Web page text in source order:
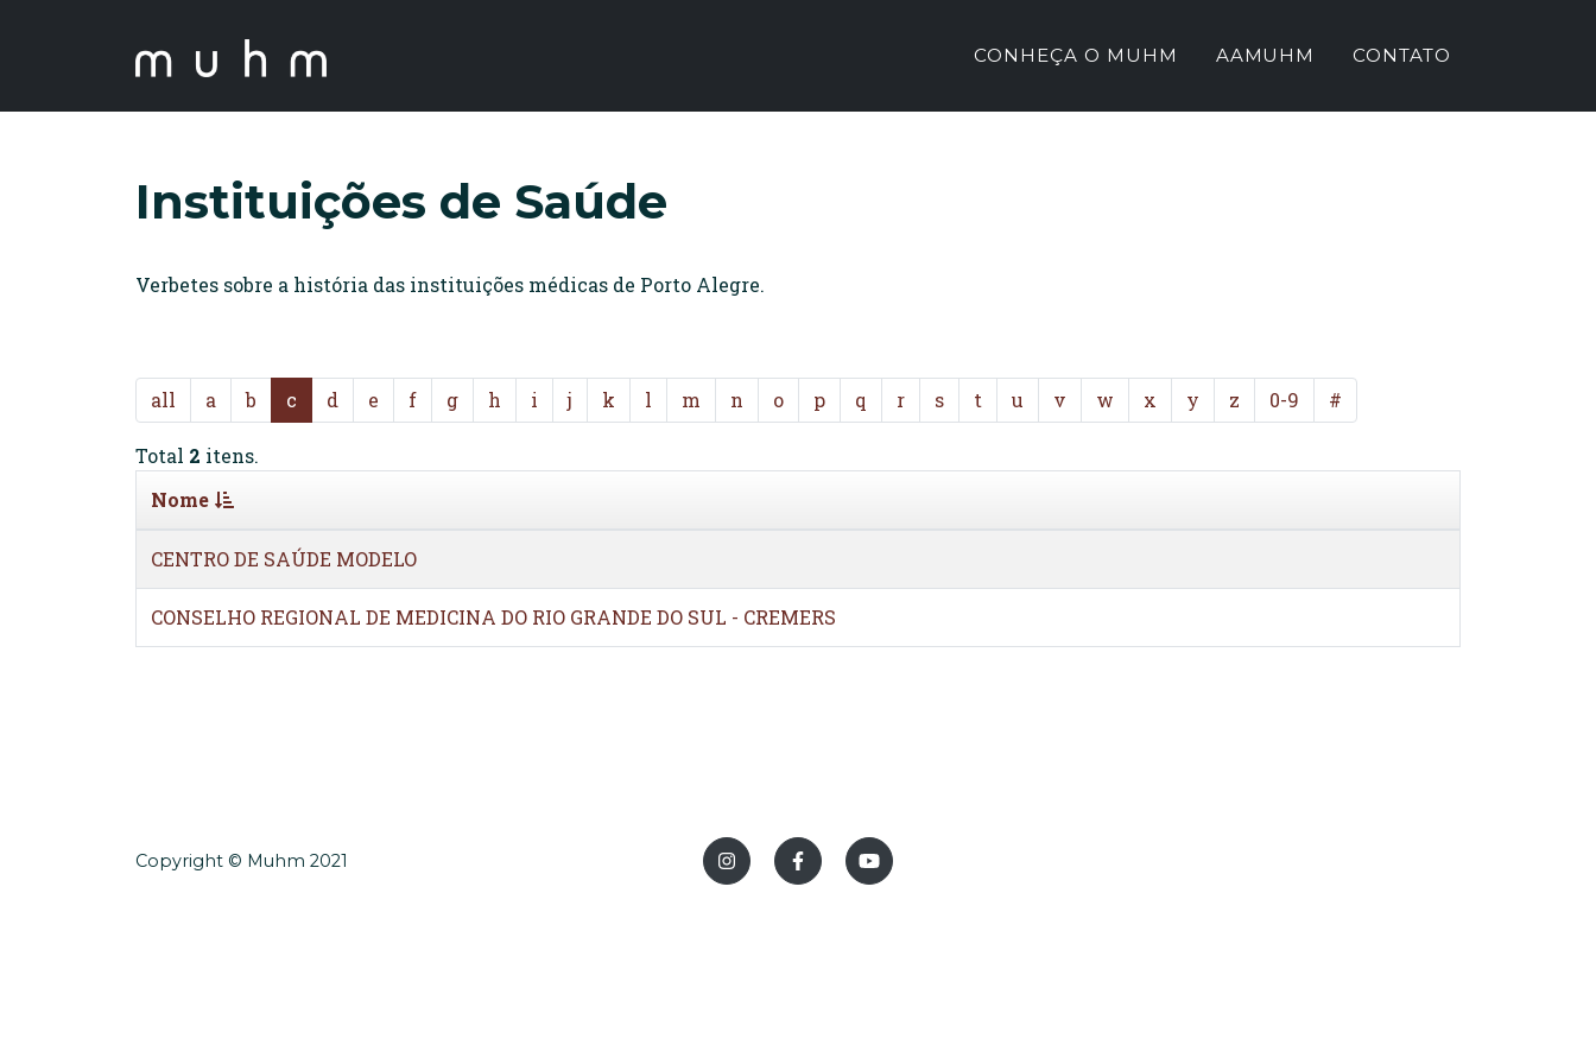
CONHEÇA O MUHM AAMUHM CONTATO
Instituições de Saúde
Verbetes sobre a história das instituições médicas de Porto Alegre.
all a b c d e f g h i j k l m n o p q r s t u v w x y z 0-9 #
Total 2 itens.
Nome
CENTRO DE SAÚDE MODELO
CONSELHO REGIONAL DE MEDICINA DO RIO GRANDE DO SUL - CREMERS
Copyright © Muhm 2021